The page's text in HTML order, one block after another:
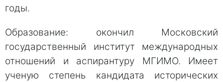
годы.
Образование: окончил Московский
государственный институт международных
отношений и аспирантуру МГИМО. Имеет
ученую степень кандидата исторических